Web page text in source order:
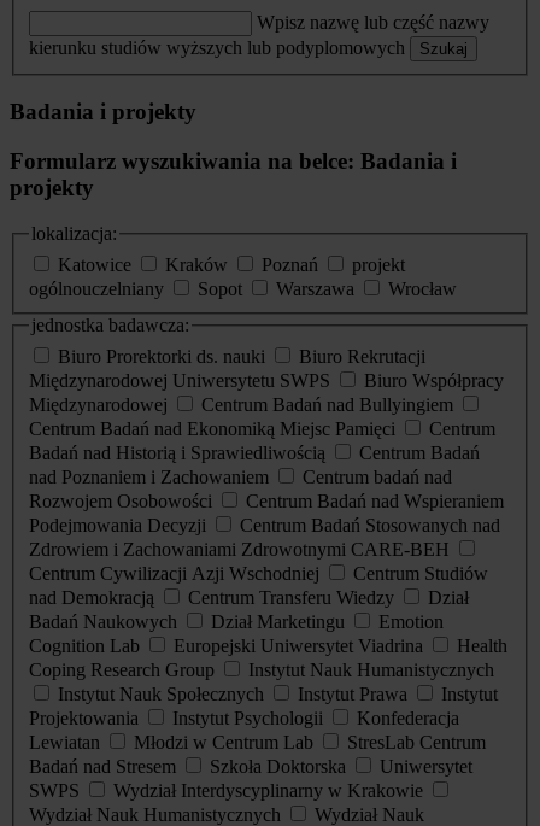
Wpisz nazwę lub część nazwy
kierunku studiów wyższych lub podyplomowych
Szukaj
Badania i projekty
Formularz wyszukiwania na belce: Badania i
projekty
lokalizacja:
Katowice
Kraków Poznań
projekt
ogólnouczelniany
Sopot Warszawa
Wrocław
jednostka badawcza:
Biuro Prorektorki ds. nauki
Biuro Rekrutacji
Międzynarodowej Uniwersytetu SWPS
Biuro Współpracy
Międzynarodowej
Centrum Badań nad Bullyingiem
Centrum Badań nad Ekonomiką Miejsc Pamięci
Centrum
Badań nad Historią i Sprawiedliwością
Centrum Badań
nad Poznaniem i Zachowaniem
Centrum badań nad
Rozwojem Osobowości
Centrum Badań nad Wspieraniem
Podejmowania Decyzji
Centrum Badań Stosowanych nad
Zdrowiem i Zachowaniami Zdrowotnymi CARE-BEH
Centrum Cywilizacji Azji Wschodniej
Centrum Studiów
nad Demokracją
Centrum Transferu Wiedzy
Dział
Badań Naukowych
Dział Marketingu
Emotion
Cognition Lab
Europejski Uniwersytet Viadrina
Health
Coping Research Group
Instytut Nauk Humanistycznych
Instytut Nauk Społecznych
Instytut Prawa
Instytut
Projektowania
Instytut Psychologii
Konfederacja
Lewiatan
Młodzi w Centrum Lab
StresLab Centrum
Badań nad Stresem
Szkoła Doktorska
Uniwersytet
SWPS
Wydział Interdyscyplinarny w Krakowie
Wydział Nauk Humanistycznych
Wydział Nauk